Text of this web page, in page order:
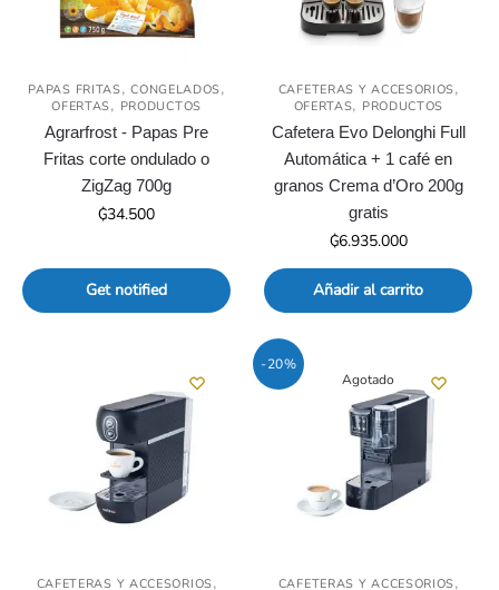
PAPAS FRITAS,CONGELADOS,
OFERTAS, PRODUCTOS
Agrarfrost - Papas Pre
Fritas corte ondulado o
ZigZag 700g
₲34.500
Get notified
CAFETERAS Y ACCESORIOS,
OFERTAS, PRODUCTOS
Cafetera Evo Delonghi Full
Automática + 1 café en
granos Crema d’Oro 200g
gratis
₲6.935.000
Añadir al carrito
CAFETERAS Y ACCESORIOS,
-20%
Agotado
CAFETERAS Y ACCESORIOS,